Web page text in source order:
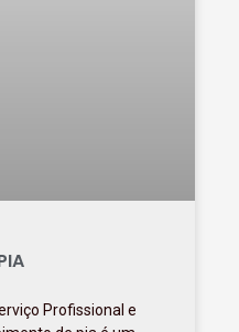
Profissional e